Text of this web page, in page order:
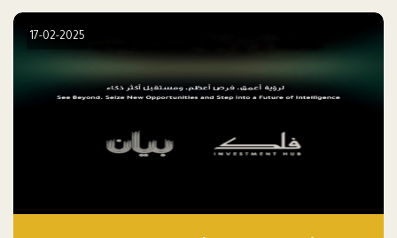
17-02-2025